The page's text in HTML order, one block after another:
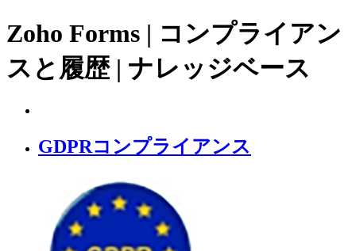
Zoho Forms | コンプライアン
スと履歴 | ナレッジベース
GDPRコンプライアンス